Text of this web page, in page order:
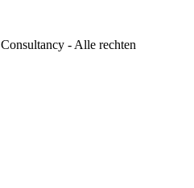
- Alle rechten